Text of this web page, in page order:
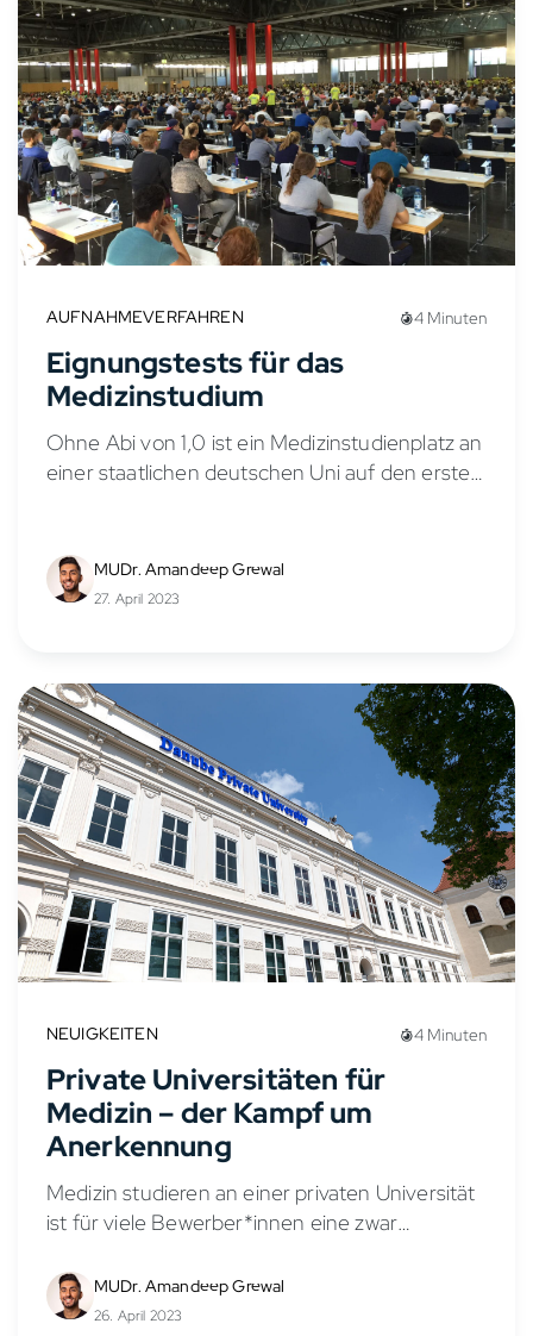
AUFNAHMEVERFAHREN 4 Minuten
Eignungstests für das
Medizinstudium
Ohne Abi von 1,0 ist ein Medizinstudienplatz an
einer staatlichen deutschen Uni auf den ersten
verbunden. Neben...
MUDr. Amandeep Grewal
27. April 2023
NEUIGKEITEN 4 Minuten
Private Universitäten für
Medizin – der Kampf um
Anerkennung
Medizin studieren an einer privaten Universität
ist für viele Bewerber*innen eine zwar
Alternative zum harten Auswahlverfahren der
staatlichen Unis im deutschsprachigen Raum.
MUDr. Amandeep Grewal
26. April 2023